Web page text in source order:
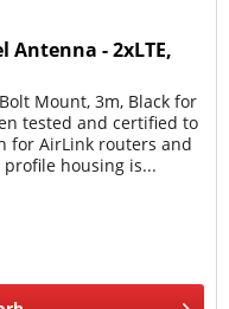
Antenna - 2xLTE,
Mount, 3m, Black for
tested and certified to
for AirLink routers and
housing is...